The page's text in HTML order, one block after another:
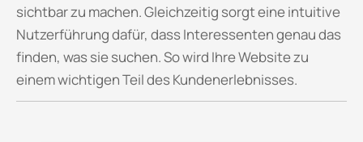
sichtbar zu machen. Gleichzeitig sorgt eine intuitive
Nutzerführung dafür, dass Interessenten genau das
finden, was sie suchen. So wird Ihre Website zu
einem wichtigen Teil des Kundenerlebnisses.